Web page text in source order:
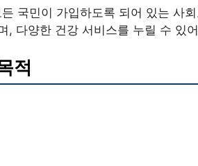
국민이 가입하도록 되어 있는 사
, 다양한 건강 서비스를 누릴 수 있
적